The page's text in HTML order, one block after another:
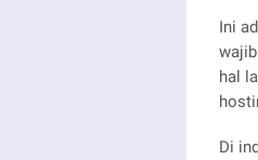
Ini
hal
Di